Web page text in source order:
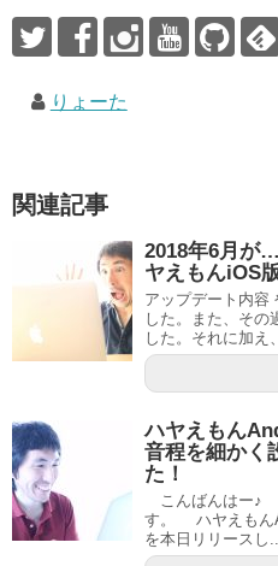
りょーた
関連記事
2018年6月
ヤえもんiOS
アップデート内
した。また、その
した。それに加え
ハヤえもん
音程を細かく
た！
こんばんはー♪
す。 ハヤえもん
を本日リリースし